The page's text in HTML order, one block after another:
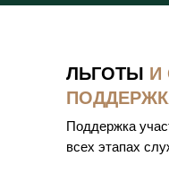
ЛЬГОТЫ И
Поддержка
всех этапах